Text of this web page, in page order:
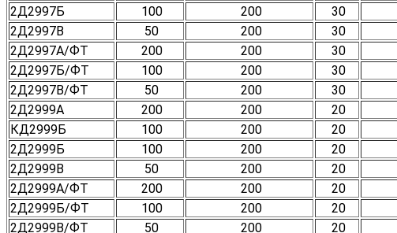
2Д2997Б
100 200 30
2Д2997В
50 200 30
2Д2997А/ФТ
200 200 30
2Д2997Б/ФТ
100 200 30
2Д2997В/ФТ
50 200 30
2Д2999А
200 200 20
КД2999Б
100 200 20
2Д2999Б
100 200 20
2Д2999В
50 200 20
2Д2999А/ФТ
200 200 20
2Д2999Б/ФТ
100 200 20
2Д2999В/ФТ
50 200 20